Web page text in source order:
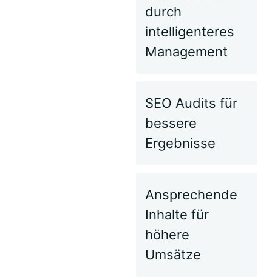
durch
intelligenteres
Management
SEO Audits für
bessere
Ergebnisse
Ansprechende
Inhalte für
höhere
Umsätze